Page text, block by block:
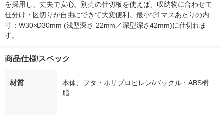
を採用し、丈夫で安心。別売の仕切板を使えば、収納物に合わせて
仕分け・区切りが自由にできて大変便利。最小で1マスあたりの内
寸：W30×D30mm (浅型深さ 22mm／深型深さ42mm)に仕切れま
す。
商品仕様/スペック
材質
本体、フタ・ポリプロピレン/バックル・ABS樹
脂